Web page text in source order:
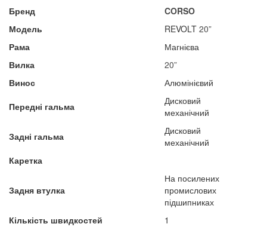
Бренд
CORSO
Модель
REVOLT 20”
Рама
Магнієва
Вилка
20”
Винос
Алюмінієвий
Передні гальма
Дисковий
механічний
Задні гальма
Дисковий
механічний
Каретка
Задня втулка
На посилених
промислових
підшипниках
Кількість швидкостей
1